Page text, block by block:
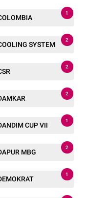
1
SYSTEM
2
2
2
CUP VII
1
MBG
2
1